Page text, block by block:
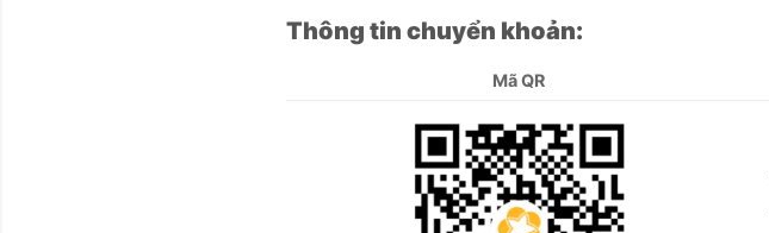
Thông tin chuyển khoản:
Mã QR